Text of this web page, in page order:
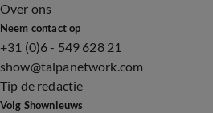
Over ons
Neem contact op
+31 (0)6 - 549 628 21
show@talpanetwork.com
Tip de redactie
Volg Shownieuws